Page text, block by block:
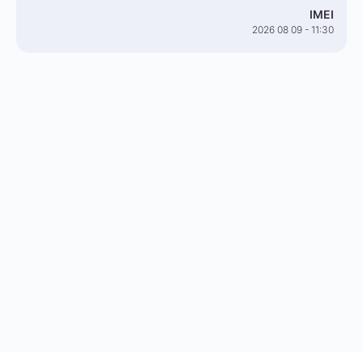
IMEI
2026 08 09 - 11:30